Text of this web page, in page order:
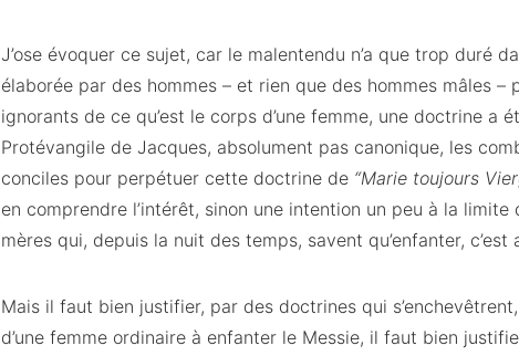
J’ose évoquer ce sujet, car le malentendu n’a que trop duré
élaborée par des hommes – et rien que des hommes mâles
ignorants de ce qu’est le corps d’une femme, une doctrine a
Protévangile de Jacques, absolument pas canonique, les
conciles pour perpétuer cette doctrine de “Marie toujours
en comprendre l’intérêt, sinon une intention un peu à la
mères qui, depuis la nuit des temps, savent qu’enfanter,
Mais il faut bien justifier, par des doctrines qui
d’une femme ordinaire à enfanter le Messie, il faut bien